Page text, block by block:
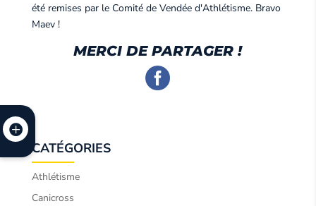
été remises par le Comité de Vendée d'Athlétisme. Bravo
Maev !
MERCI DE PARTAGER !
CATÉGORIES
Athlétisme
Canicross